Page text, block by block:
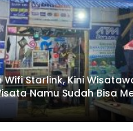
Starlink, Kini
Namu Sudah Bisa